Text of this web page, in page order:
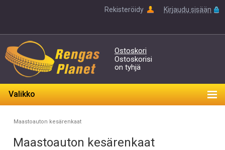
Rekisteröidy Kirjaudu sisään
Ostoskori
Ostoskorisi
on tyhjä
Valikko
Maastoauton kesärenkaat
Maastoauton kesärenkaat